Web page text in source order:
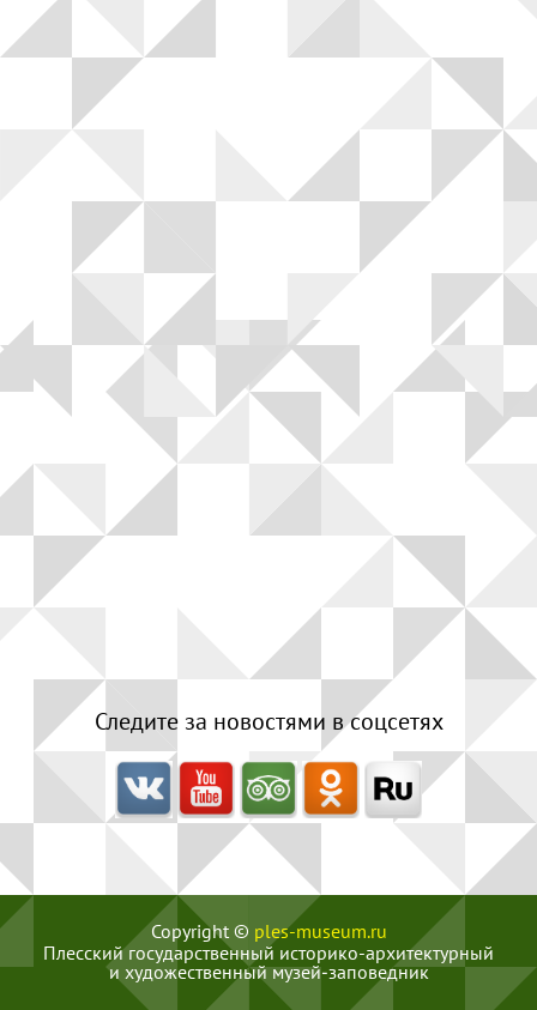
Следите за новостями в соцсетях
Copyright © ples-museum.ru
Плесский государственный историко-архитектурный
и художественный музей‑заповедник